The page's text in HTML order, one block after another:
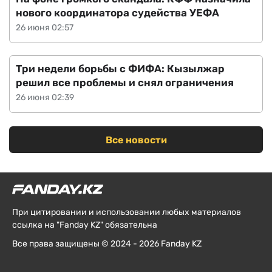
26 июня 02:57
нового координатора судейства УЕФА
26 июня 02:39
Три недели борьбы с ФИФА: Кызылжар
решил все проблемы и снял ограничения
Все новости
При цитировании и использовании любых материалов
ссылка на "Fanday KZ" обязательна
Все права защищены © 2024 - 2026 Fanday KZ